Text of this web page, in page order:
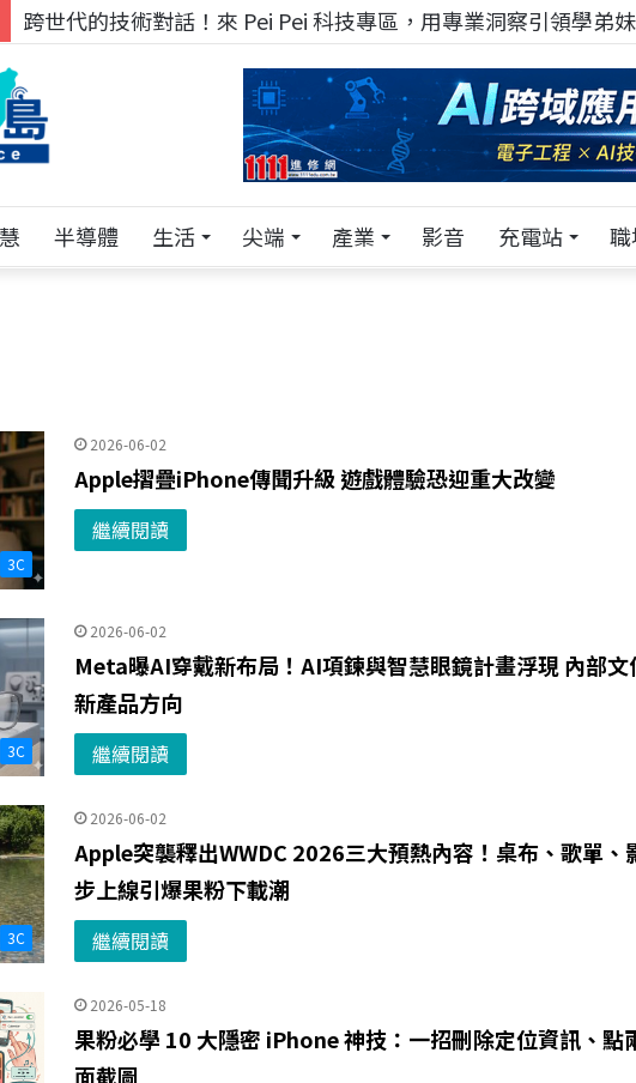
科技人的經驗傳承地！在 Pei Pei 科技專區，與學弟妹交流最硬核
半導體 生活 尖端 產業 影音 充電站
3C
2026-06-02
Apple摺疊iPhone傳聞升級 遊戲體驗恐迎重大改變
繼續閱讀
3C
2026-06-02
Meta曝AI穿戴新布局！AI項鍊與智慧眼鏡計畫浮現 內部文
新產品方向
繼續閱讀
3C
2026-06-02
Apple突襲釋出WWDC 2026三大預熱內容！桌布、歌單、
步上線引爆果粉下載潮
繼續閱讀
2026-05-18
果粉必學 10 大隱密 iPhone 神技：一招刪除定位資訊、點
面截圖